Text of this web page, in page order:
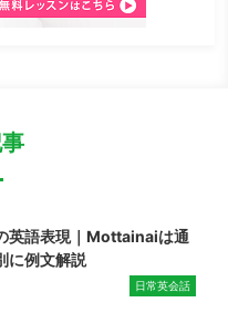
英語表現｜Mottainaiは通
に例文解説
日常英会話